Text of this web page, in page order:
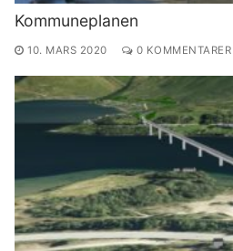
Kommuneplanen
10. MARS 2020 0 KOMMENTARER